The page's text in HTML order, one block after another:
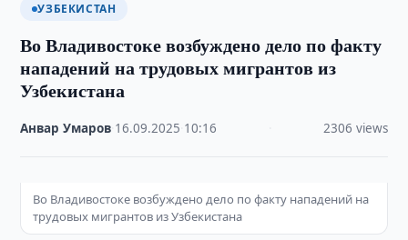
УЗБЕКИСТАН
Во Владивостоке возбуждено дело по факту
нападений на трудовых мигрантов из
Узбекистана
Анвар Умаров 16.09.2025 10:16 2306 views
Во Владивостоке возбуждено дело по факту нападений на
трудовых мигрантов из Узбекистана